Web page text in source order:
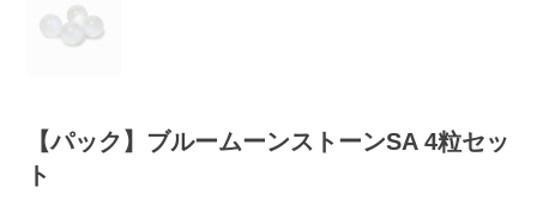
【パック】ブルームーンストーンSA 4粒セッ
ト